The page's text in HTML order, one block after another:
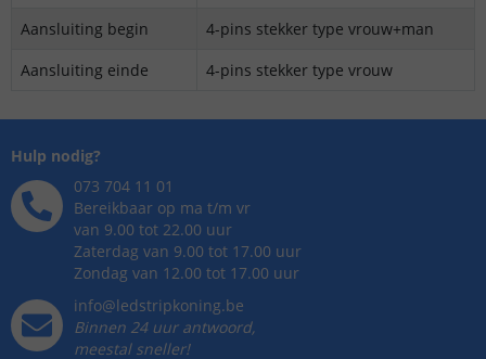
Aansluiting begin
4-pins stekker type vrouw+man
Aansluiting einde
4-pins stekker type vrouw
Hulp nodig?
073 704 11 01
Bereikbaar op ma t/m vr
van 9.00 tot 22.00 uur
Zaterdag van 9.00 tot 17.00 uur
Zondag van 12.00 tot 17.00 uur
info@ledstripkoning.be
Binnen 24 uur antwoord,
meestal sneller!